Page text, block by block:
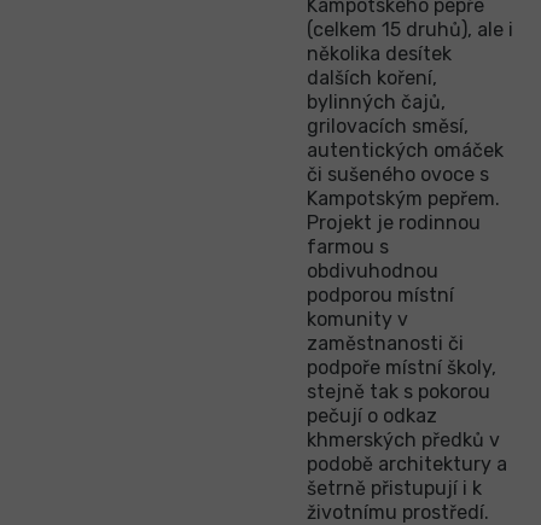
Kampotského pepře
(celkem 15 druhů), ale i
několika desítek
dalších koření,
bylinných čajů,
grilovacích směsí,
autentických omáček
či sušeného ovoce s
Kampotským pepřem.
Projekt je rodinnou
farmou s
obdivuhodnou
podporou místní
komunity v
zaměstnanosti či
podpoře místní školy,
stejně tak s pokorou
pečují o odkaz
khmerských předků v
podobě architektury a
šetrně přistupují i k
životnímu prostředí.